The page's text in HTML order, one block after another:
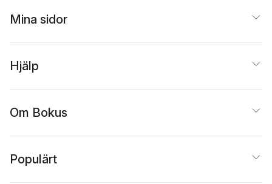
Mina sidor
Hjälp
Om Bokus
Populärt